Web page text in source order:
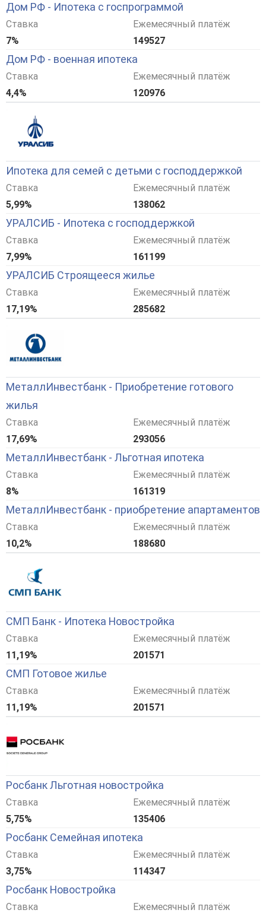
Дом РФ - Ипотека с госпрограммой
Ставка
7%
Ежемесячный платёж
149527
Дом РФ - военная ипотека
Ставка
4,4%
Ежемесячный платёж
120976
Ипотека для семей с детьми с господдержкой
Ставка
5,99%
Ежемесячный платёж
138062
УРАЛСИБ - Ипотека с господдержкой
Ставка
7,99%
Ежемесячный платёж
161199
УРАЛСИБ Строящееся жилье
Ставка
17,19%
Ежемесячный платёж
285682
МеталлИнвестбанк - Приобретение готового
жилья
Ставка
17,69%
Ежемесячный платёж
293056
МеталлИнвестбанк - Льготная ипотека
Ставка
8%
Ежемесячный платёж
161319
МеталлИнвестбанк - приобретение апартаментов
Ставка
10,2%
Ежемесячный платёж
188680
СМП Банк - Ипотека Новостройка
Ставка
11,19%
Ежемесячный платёж
201571
СМП Готовое жилье
Ставка
11,19%
Ежемесячный платёж
201571
Росбанк Льготная новостройка
Ставка
5,75%
Ежемесячный платёж
135406
Росбанк Семейная ипотека
Ставка
3,75%
Ежемесячный платёж
114347
Росбанк Новостройка
Ставка Ежемесячный платёж